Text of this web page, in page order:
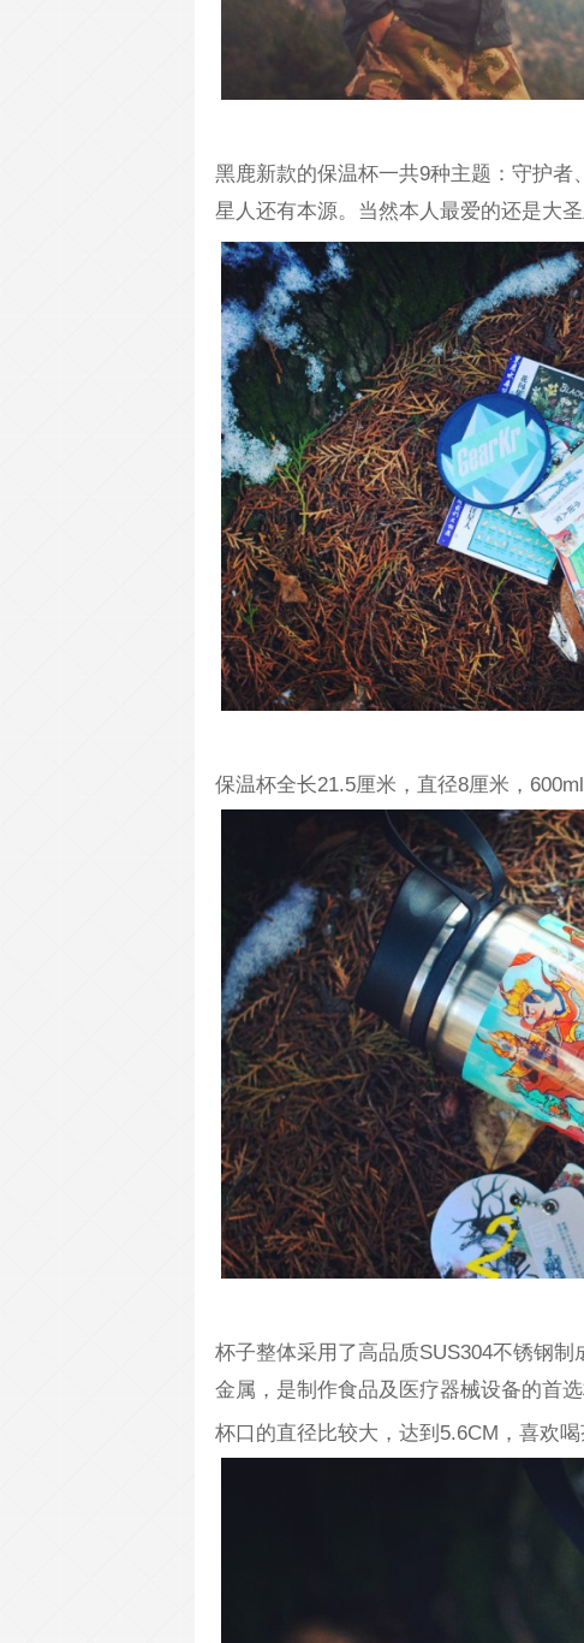
黑鹿新款的保温杯一共9种主题：守护
星人还有本源。当然本人最爱的还是大
保温杯全长21.5厘米，直径8厘米，
杯子整体采用了高品质SUS304不锈钢
金属，是制作食品及医疗器械设备的首选
杯口的直径比较大，达到5.6CM，喜欢